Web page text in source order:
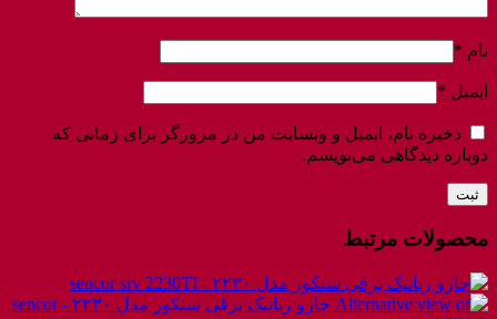
نام *
ایمیل *
ذخیره نام، ایمیل و وبسایت من در مرورگر برای زمانی که
دوباره دیدگاهی می‌نویسم.
محصولات مرتبط